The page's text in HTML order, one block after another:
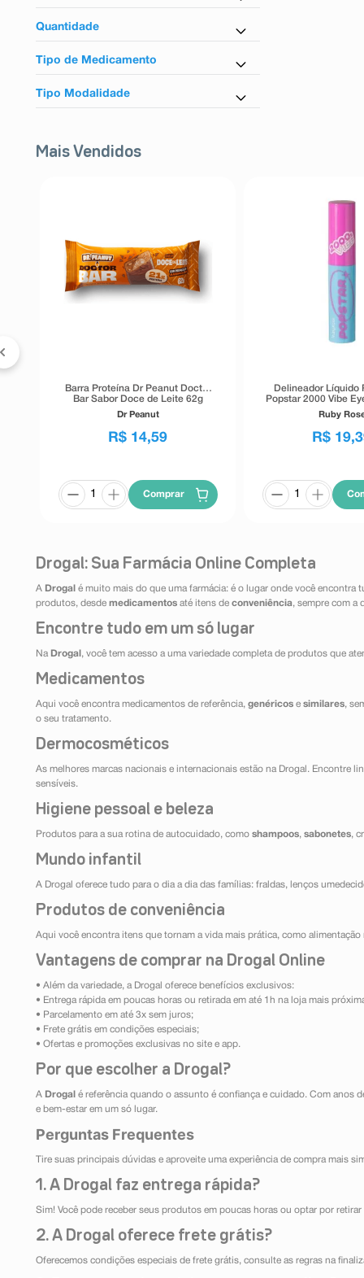
Topiramato
Quantidade
30 ml
Tipo de Medicamento
Similar Equivalente
Tipo Modalidade
Mais Vendidos
Barra Proteína Dr Peanut Doctor
Bar Sabor Doce de Leite 62g
Dr Peanut
R$ 14,59
Comprar
Delineador Líquido
Popstar 2000 Vibe
Preto
Ruby
R$ 19,
Drogal: Sua Farmácia Online Completa
A Drogal é muito mais do que uma farmácia: é o lugar onde você encontra
produtos, desde medicamentos até itens de conveniência, sempre com a
Encontre tudo em um só lugar
Na Drogal , você tem acesso a uma variedade completa de produtos que
Medicamentos
Aqui você encontra medicamentos de referência, genéricos e similares,
o seu tratamento.
Dermocosméticos
As melhores marcas nacionais e internacionais estão na Drogal. Encontre
sensíveis.
Higiene pessoal e beleza
Produtos para a sua rotina de autocuidado, como shampoos, sabonetes,
Mundo infantil
A Drogal oferece tudo para o dia a dia das famílias: fraldas, lenços
Produtos de conveniência
Aqui você encontra itens que tornam a vida mais prática, como
Vantagens de comprar na Drogal Online
• Além da variedade, a Drogal oferece benefícios exclusivos:
• Entrega rápida em poucas horas ou retirada em até 1h na loja mais
• Parcelamento em até 3x sem juros;
• Frete grátis em condições especiais;
• Ofertas e promoções exclusivas no site e app.
Por que escolher a Drogal?
A Drogal é referência quando o assunto é confiança e cuidado. Com anos
e bem-estar em um só lugar.
Perguntas Frequentes
Tire suas principais dúvidas e aproveite uma experiência de compra mais
1. A Drogal faz entrega rápida?
Sim! Você pode receber seus produtos em poucas horas ou optar por
2. A Drogal oferece frete grátis?
Oferecemos condições especiais de frete grátis, consulte as regras na